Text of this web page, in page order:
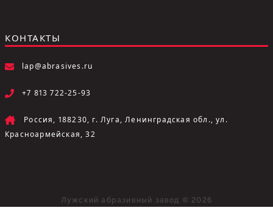
КОНТАКТЫ
lap@abrasives.ru
+7 813 722-25-93
Россия, 188230, г. Луга, Ленинградская обл., ул.
Красноармейская, 32
Лужский абразивный завод © 2026